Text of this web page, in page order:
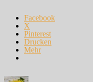
Facebook
X
Pinterest
Drucken
Mehr